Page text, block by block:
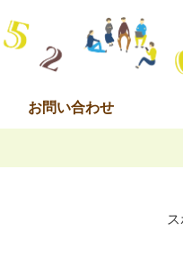
お問い合わせ